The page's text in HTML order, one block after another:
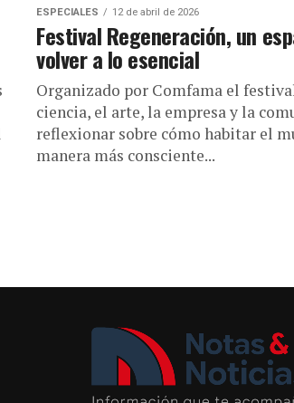
ESPECIALES 12 de abril de 2026
Festival Regeneración, un
volver a lo esencial
Organizado por Comfama el
ciencia, el arte, la empresa y la
reflexionar sobre cómo habitar el
manera más consciente...